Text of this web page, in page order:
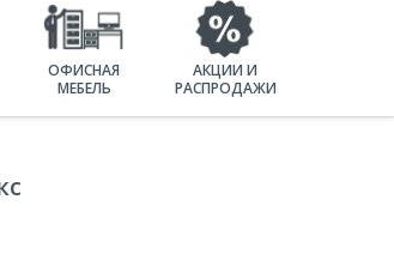
ОФИСНАЯ
МЕБЕЛЬ
АКЦИИ И
РАСПРОДАЖИ